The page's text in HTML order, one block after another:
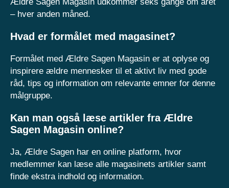
– hver anden måned.
Hvad er formålet med magasinet?
Formålet med Ældre Sagen Magasin er at oplyse og
inspirere ældre mennesker til et aktivt liv med gode
råd, tips og information om relevante emner for denne
målgruppe.
Kan man også læse artikler fra Ældre
Sagen Magasin online?
Ja, Ældre Sagen har en online platform, hvor
medlemmer kan læse alle magasinets artikler samt
finde ekstra indhold og information.